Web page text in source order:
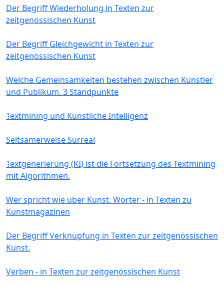
Der Begriff Wiederholung in Texten zur
zeitgenössischen Kunst
Der Begriff Gleichgewicht in Texten zur
zeitgenössischen Kunst
Welche Gemeinsamkeiten bestehen zwischen Künstler
und Publikum. 3 Standpunkte
Textmining und Künstliche Intelligenz
Seltsamerweise Surreal
Textgenerierung (KI) ist die Fortsetzung des Textmining
mit Algorithmen.
Wer spricht wie über Kunst. Wörter - in Texten zu
Kunstmagazinen
Der Begriff Verknüpfung in Texten zur zeitgenössischen
Kunst.
Verben - in Texten zur zeitgenössischen Kunst